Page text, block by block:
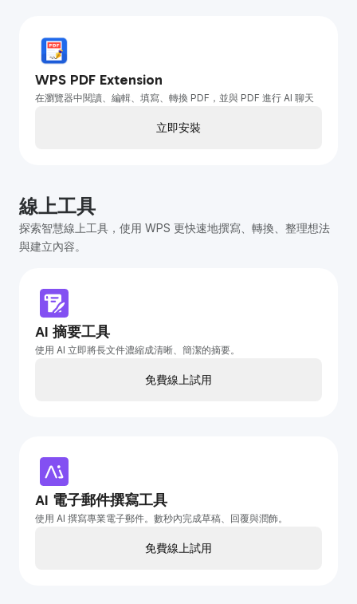
WPS PDF Extension
在瀏覽器中閱讀、編輯、填寫、轉換 PDF，並與 PDF 進行 AI 聊天
立即安裝
線上工具
探索智慧線上工具，使用 WPS 更快速地撰寫、轉換、整理想法
與建立內容。
AI 摘要工具
使用 AI 立即將長文件濃縮成清晰、簡潔的摘要。
免費線上試用
AI 電子郵件撰寫工具
使用 AI 撰寫專業電子郵件。數秒內完成草稿、回覆與潤飾。
免費線上試用